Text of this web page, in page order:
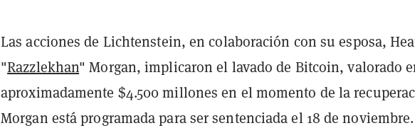
Las acciones de Lichtenstein, en colaboración con su esposa,
"Razzlekhan" Morgan, implicaron el lavado de Bitcoin, valorado
aproximadamente $4.500 millones en el momento de la
Morgan está programada para ser sentenciada el 18 de noviembre.